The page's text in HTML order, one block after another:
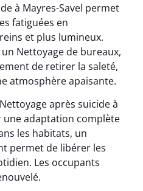
à Mayres-Savel permet
fatiguées en
et plus lumineux.
Nettoyage de bureaux,
de retirer la saleté,
atmosphère apaisante.
après suicide à
une adaptation complète
les habitats, un
permet de libérer les
Les occupants